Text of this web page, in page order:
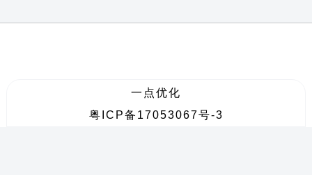
一点优化
粤ICP备17053067号-3